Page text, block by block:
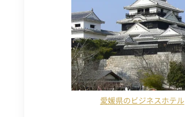
愛媛県のビジネスホテル